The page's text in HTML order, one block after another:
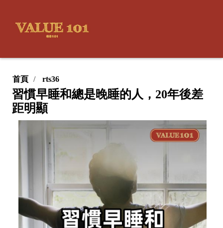
首頁 rts36
習慣早睡和總是晚睡的人，20年後差
距明顯